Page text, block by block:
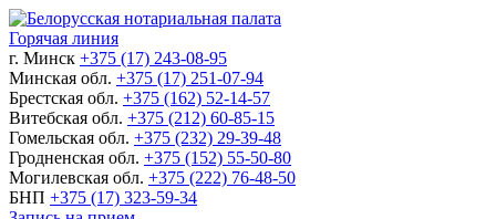
Горячая линия
г. Минск +375 (17) 243-08-95
Минская обл. +375 (17) 251-07-94
Брестская обл. +375 (162) 52-14-57
Витебская обл. +375 (212) 60-85-15
Гомельская обл. +375 (232) 29-39-48
Гродненская обл. +375 (152) 55-50-80
Могилевская обл. +375 (222) 76-48-50
БНП +375 (17) 323-59-34